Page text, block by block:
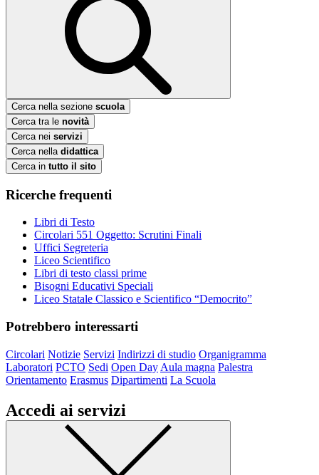
Cerca nella sezione scuola
Cerca tra le novità
Cerca nei servizi
Cerca nella didattica
Cerca in tutto il sito
Ricerche frequenti
Libri di Testo
Circolari 551 Oggetto: Scrutini Finali
Uffici Segreteria
Liceo Scientifico
Libri di testo classi prime
Bisogni Educativi Speciali
Liceo Statale Classico e Scientifico “Democrito”
Potrebbero interessarti
Circolari Notizie Servizi Indirizzi di studio Organigramma
Laboratori PCTO Sedi Open Day Aula magna Palestra
Orientamento Erasmus Dipartimenti La Scuola
Accedi ai servizi